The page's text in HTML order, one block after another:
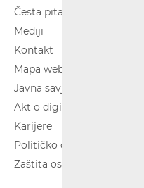
Česta pitanja
Mediji
Kontakt
Mapa weba
Javna savjetovanja
Akt o digitalnim uslugama
Karijere
Političko oglašavanje
Zaštita osobnih podataka